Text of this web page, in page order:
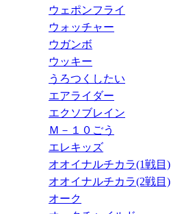
ウェポンフライ
ウォッチャー
ウガンボ
ウッキー
うろつくしたい
エアライダー
エクソブレイン
Ｍ－１０ごう
エレキッズ
オオイナルチカラ(1戦目)
オオイナルチカラ(2戦目)
オーク